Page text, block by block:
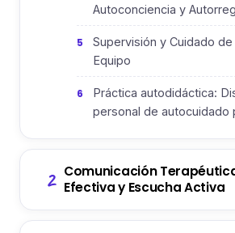
Autoconciencia y
5
Supervisión y Cuidado
Equipo
6
Práctica autodidáctica:
personal de autocuidado
2 Comunicación
Efectiva y Escucha Activa